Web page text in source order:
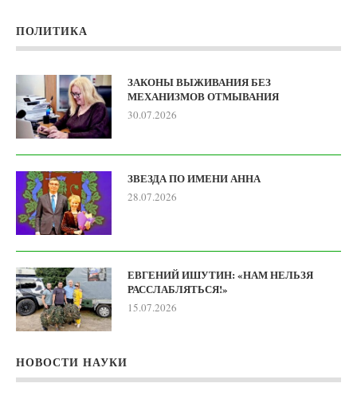
ПОЛИТИКА
ЗАКОНЫ ВЫЖИВАНИЯ БЕЗ
МЕХАНИЗМОВ ОТМЫВАНИЯ
30.07.2026
ЗВЕЗДА ПО ИМЕНИ АННА
28.07.2026
ЕВГЕНИЙ ИШУТИН: «НАМ НЕЛЬЗЯ
РАССЛАБЛЯТЬСЯ!»
15.07.2026
НОВОСТИ НАУКИ